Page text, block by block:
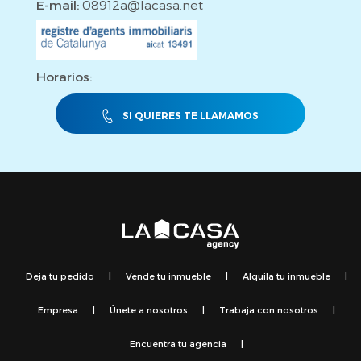
E-mail: 08912a@lacasa.net
Horarios:
SI QUIERES TE LLAMAMOS
Deja tu pedido Vende tu inmueble Alquila tu inmueble
Empresa Únete a nosotros Trabaja con nosotros
Encuentra tu agencia